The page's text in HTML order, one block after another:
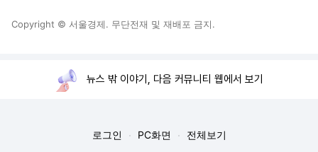
Copyright © 서울경제. 무단전재 및 재배포 금지.
뉴스 밖 이야기, 다음 커뮤니티 웹에서 보기
로그인 PC화면 전체보기